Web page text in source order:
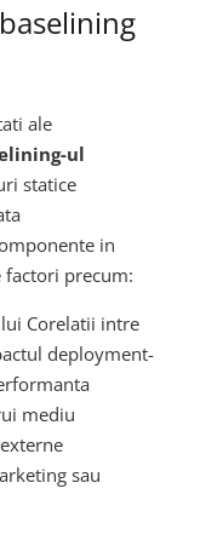
ale
ul
statice
in
factori precum:
Corelatii intre
deployment-
mediu
sau